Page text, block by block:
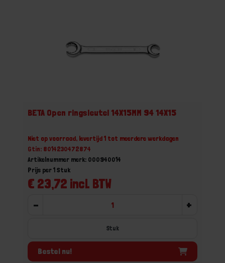
BETA Open ringsleutel 14X15MM 94 14X15
Niet op voorraad, levertijd 1 tot meerdere werkdagen
Gtin: 8014230472874
Artikelnummer merk: 000940014
€ 23,72 incl. BTW
Prijs per 1 Stuk
- +
Stuk
Bestel nu!